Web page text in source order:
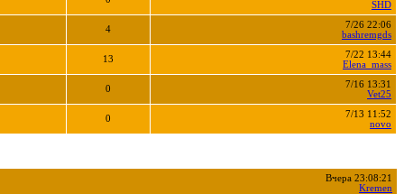
SHD
4
7/26 22:06
bashremgds
13
7/22 13:44
Elena_mass
0
7/16 13:31
Vet25
0
7/13 11:52
novo
Вчера 23:08:21
Kremen